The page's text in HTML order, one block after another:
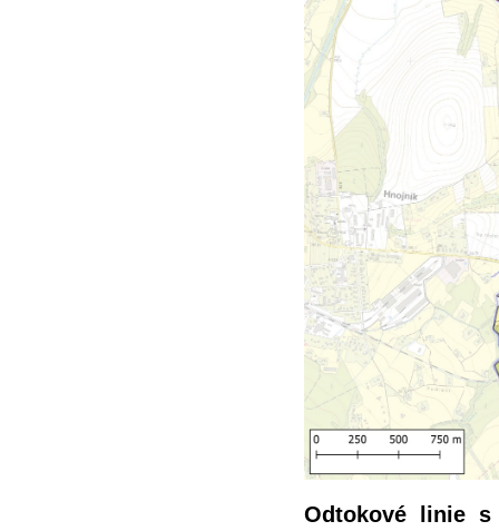
Odtokové linie